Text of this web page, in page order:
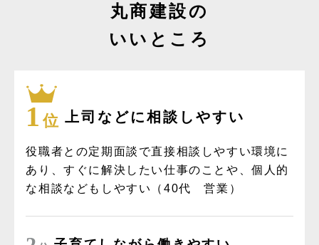
丸商建設の
いいところ
1 位 上司などに相談しやすい
役職者との定期面談で直接相談しやすい環境に
あり、すぐに解決したい仕事のことや、個人的
な相談などもしやすい（40代 営業）